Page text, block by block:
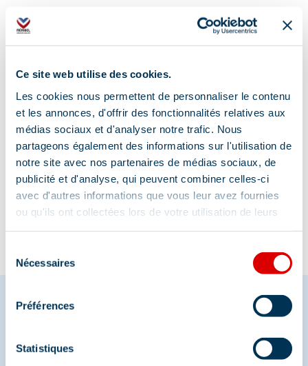
Ce site web utilise des cookies.
Les cookies nous permettent de personnaliser le contenu
et les annonces, d'offrir des fonctionnalités relatives aux
médias sociaux et d'analyser notre trafic. Nous
partageons également des informations sur l'utilisation de
notre site avec nos partenaires de médias sociaux, de
publicité et d'analyse, qui peuvent combiner celles-ci
avec d'autres informations que vous leur avez fournies
ou qu'ils ont collectées lors de votre utilisation de leurs
Nécessaires
Préférences
Statistiques
Informatie bijgewerkt op
12/10/2025
Deel je momenten in